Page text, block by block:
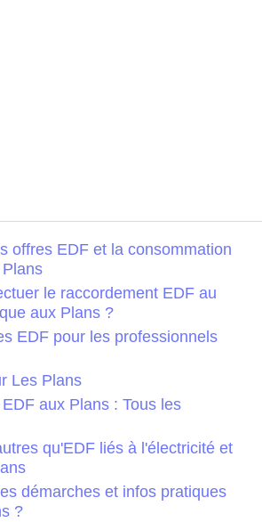
offres EDF et la consommation
le raccordement EDF au
aux Plans ?
EDF pour les professionnels
Les Plans
aux Plans : Tous les
qu'EDF liés à l'électricité et
démarches et infos pratiques
?